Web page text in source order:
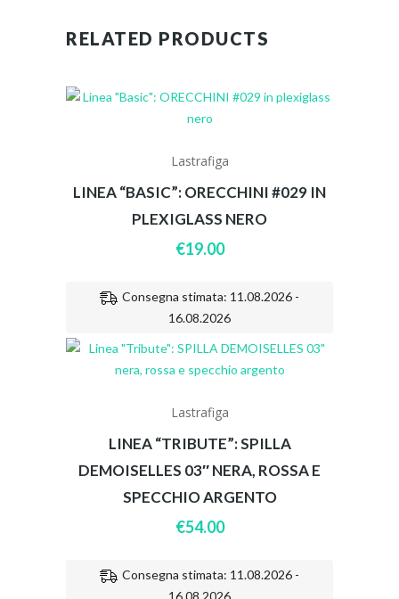
RELATED PRODUCTS
Lastrafiga
LINEA “BASIC”: ORECCHINI #029 IN
PLEXIGLASS NERO
€19.00
Consegna stimata: 11.08.2026 -
16.08.2026
Lastrafiga
LINEA “TRIBUTE”: SPILLA
DEMOISELLES 03″ NERA, ROSSA E
SPECCHIO ARGENTO
€54.00
Consegna stimata: 11.08.2026 -
16.08.2026